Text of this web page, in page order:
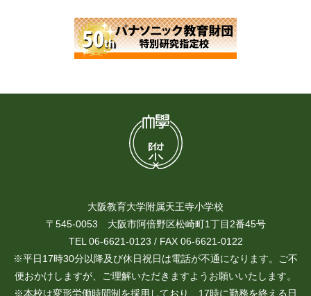
大阪教育大学附属天王寺小学校
〒545-0053 大阪市阿倍野区松崎町1丁目2番45号
TEL 06-6621-0123 / FAX 06-6621-0122
※平日17時30分以降及び休日祝日は電話が不通になります。ご不
便おかけしますが、ご理解いただきますようお願いいたします。
※本校は変形労働時間制を採用しており、17時に勤務を終える日